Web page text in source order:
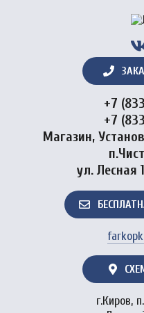
+7
+7
Магазин,
ул. Лесная
г.Киров,